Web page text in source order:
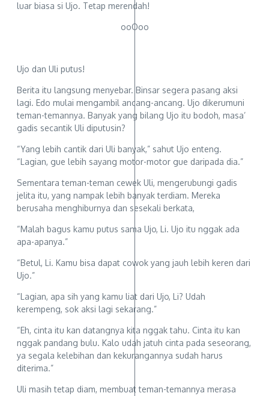
luar biasa si Ujo. Tetap merendah!
ooOoo
Ujo dan Uli putus!
Berita itu langsung menyebar. Binsar segera pasang aksi
lagi. Edo mulai mengambil ancang-ancang. Ujo dikerumuni
teman-temannya. Banyak yang bilang Ujo itu bodoh, masa’
gadis secantik Uli diputusin?
“Yang lebih cantik dari Uli banyak,” sahut Ujo enteng.
“Lagian, gue lebih sayang motor-motor gue daripada dia.”
Sementara teman-teman cewek Uli, mengerubungi gadis
jelita itu, yang nampak lebih banyak terdiam. Mereka
berusaha menghiburnya dan sesekali berkata,
“Malah bagus kamu putus sama Ujo, Li. Ujo itu nggak ada
apa-apanya.”
“Betul, Li. Kamu bisa dapat cowok yang jauh lebih keren dari
Ujo.”
“Lagian, apa sih yang kamu liat dari Ujo, Li? Udah
kerempeng, sok aksi lagi sekarang.”
“Eh, cinta itu kan datangnya kita nggak tahu. Cinta itu kan
nggak pandang bulu. Kalo udah jatuh cinta pada seseorang,
ya segala kelebihan dan kekurangannya sudah harus
diterima.”
Uli masih tetap diam, membuat teman-temannya merasa